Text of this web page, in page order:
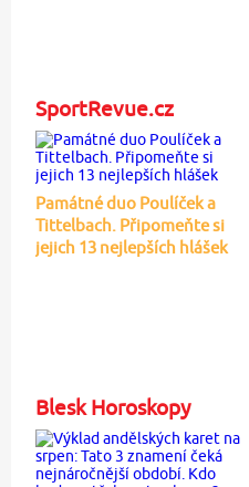
SportRevue.cz
Památné duo Poulíček a
Tittelbach. Připomeňte si
jejich 13 nejlepších hlášek
Blesk Horoskopy